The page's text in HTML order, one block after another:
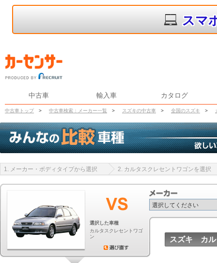
スマ
中古車 輸入車 カタログ
中古車トップ > 中古車検索：メーカー一覧 > スズキの中古車 > 全国のスズキ >
1. メーカー・ボディタイプから選択 2. カルタスクレセントワゴンを選択
選択した車種
カルタスクレセントワゴ
ン
スズキ カル